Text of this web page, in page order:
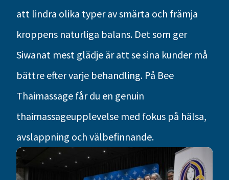
att lindra olika typer av smärta och främja
kroppens naturliga balans. Det som ger
Siwanat mest glädje är att se sina kunder må
bättre efter varje behandling. På Bee
Thaimassage får du en genuin
thaimassageupplevelse med fokus på hälsa,
avslappning och välbefinnande.